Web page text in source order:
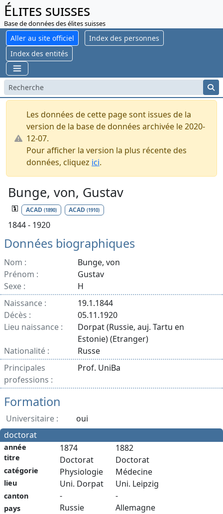
Élites suisses
Base de données des élites suisses
Aller au site officiel
Index des personnes
Index des entités
Les données de cette page sont issues de la
version de la base de données archivée le 2020-
12-07.
Pour afficher la version la plus récente des
données, cliquez ici.
Bunge, von, Gustav
ACAD (1890) ACAD(1910)
1844 - 1920
Données biographiques
Nom :
Bunge, von
Prénom :
Gustav
Sexe :
H
Naissance :
19.1.1844
Décès :
05.11.1920
Lieu naissance :
Dorpat (Russie, auj. Tartu en
Estonie) (Etranger)
Nationalité :
Russe
Principales
professions :
Prof. UniBa
Formation
Universitaire :
oui
doctorat
année
titre
catégorie
lieu
canton
pays
1874
Doctorat
Physiologie
Uni. Dorpat
-
Russie
1882
Doctorat
Médecine
Uni. Leipzig
-
Allemagne